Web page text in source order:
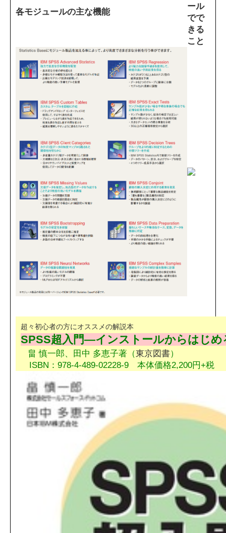
各モジュールの主な機能
ール
でで
きる
こと
超々初心者の方にオススメの解説本
SPSS超入門―インストールからはじ
畠 慎一郎、田中 多恵子著（東京図書）
ISBN：978-4-489-02228-9 本体価格2,200円+税